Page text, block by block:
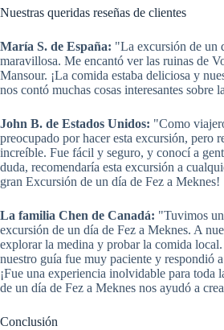
Nuestras queridas reseñas de clientes
María S. de España: "La excursión de un
maravillosa. Me encantó ver las ruinas de
Mansour. ¡La comida estaba deliciosa y
nos contó muchas cosas interesantes sobre
John B. de Estados Unidos: "Como
preocupado por hacer esta excursión, pero
increíble. Fue fácil y seguro, y conocí a
duda, recomendaría esta excursión a
gran Excursión de un día de Fez a Meknes!
La familia Chen de Canadá: "Tuvimos
excursión de un día de Fez a Meknes. A
explorar la medina y probar la comida
nuestro guía fue muy paciente y respondió
¡Fue una experiencia inolvidable para
de un día de Fez a Meknes nos ayudó a
Conclusión